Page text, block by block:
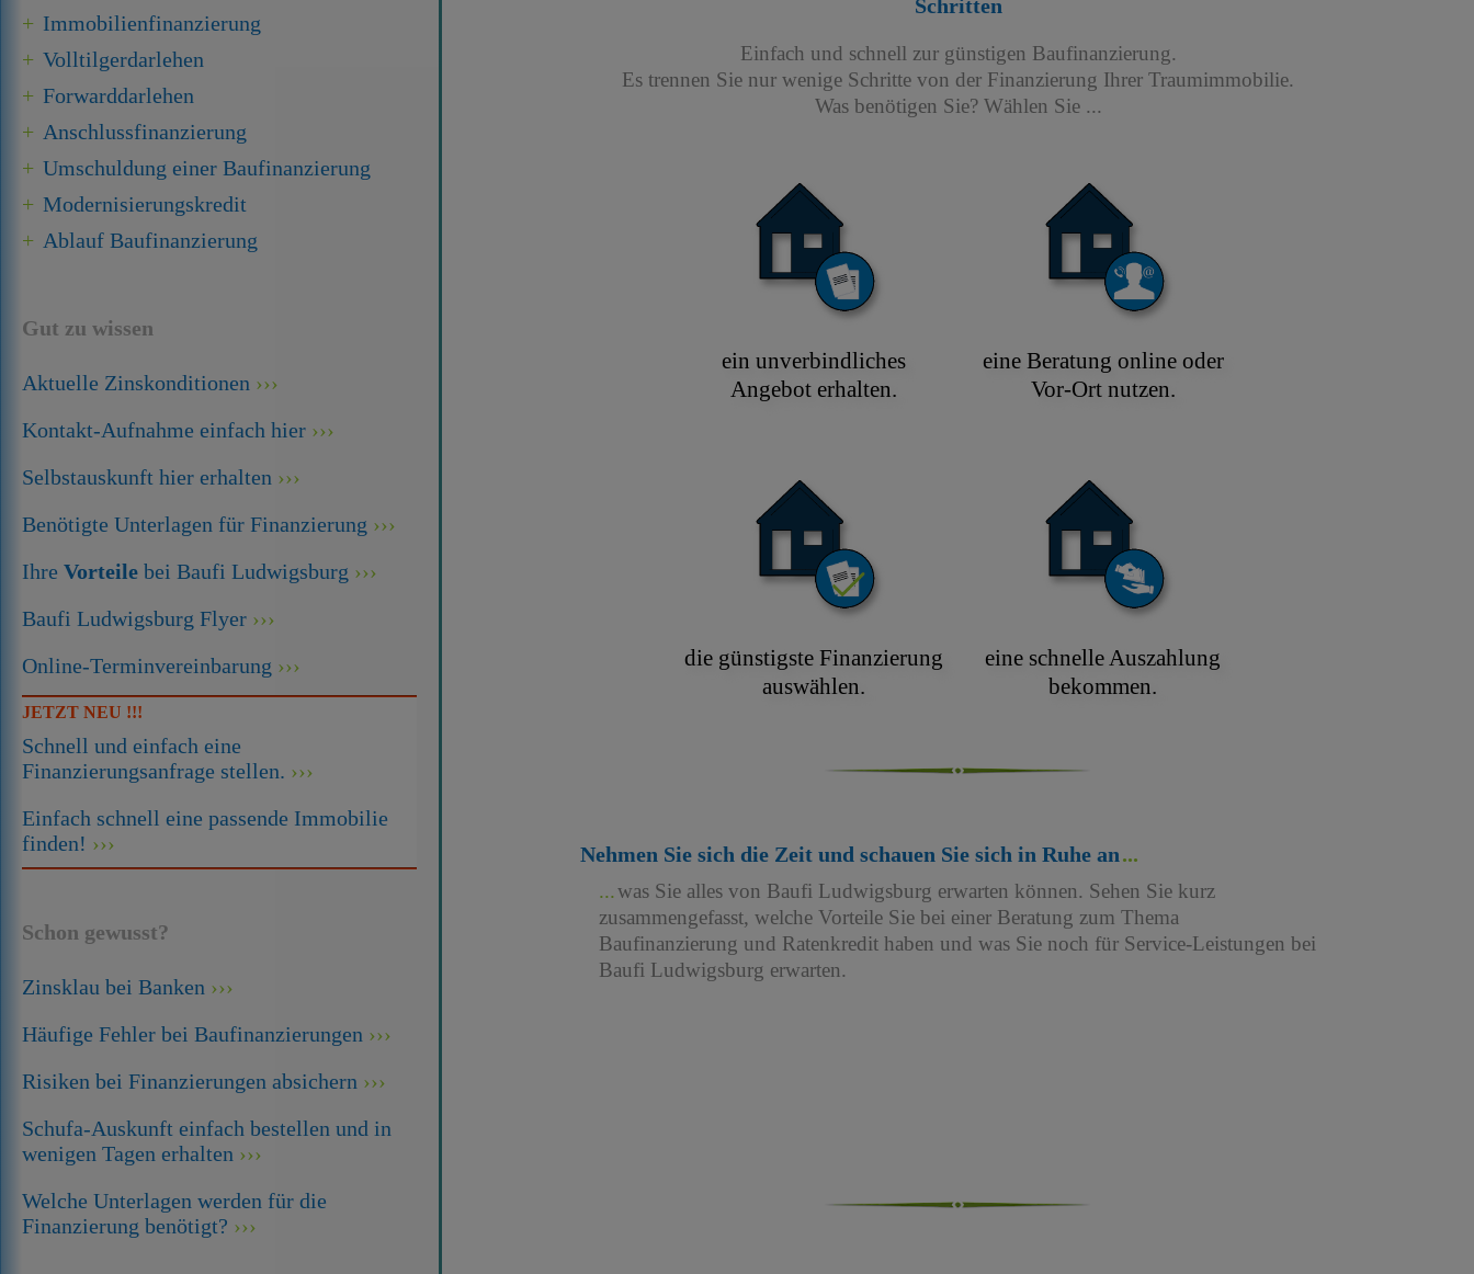
Immobilien­finanzierung
Volltilgerdarlehen
Forward­darlehen
Anschluss­finanzierung
Umschuldung einer Baufinanzierung
Modernisierungskredit
Ablauf Baufinanzierung
Gut zu wissen
Aktuelle Zinskonditionen
Kontakt-Aufnahme einfach hier
Selbstauskunft hier erhalten
Benötigte Unterlagen für Finanzierung
Ihre Vorteile bei Baufi Ludwigsburg
Baufi Ludwigsburg Flyer
Online-Terminvereinbarung
JETZT NEU !!!
Schnell und einfach eine
Finanzierungsanfrage stellen.
Einfach schnell eine passende Immobilie
finden!
Schon gewusst?
Zinsklau bei Banken
Häufige Fehler bei Baufinanzierungen
Risiken bei Finanzierungen absichern
Schufa-Auskunft einfach bestellen und in
wenigen Tagen erhalten
Welche Unterlagen werden für die
Finanzierung benötigt?
Schritten
Einfach und schnell zur günstigen Baufinanzierung.
Es trennen Sie nur wenige Schritte von der Finanzierung Ihrer Traumimmobilie.
Was benötigen Sie? Wählen Sie ...
ein unverbindliches
Angebot erhalten.
eine Beratung online oder
Vor-Ort nutzen.
die günstigste Finanzierung
auswählen.
eine schnelle Auszahlung
bekommen.
Nehmen Sie sich die Zeit und schauen Sie sich in Ruhe an
was Sie alles von Baufi Ludwigsburg erwarten können. Sehen Sie kurz
zusammengefasst, welche Vorteile Sie bei einer Beratung zum Thema
Baufinanzierung und Ratenkredit haben und was Sie noch für Service-Leistungen bei
Baufi Ludwigsburg erwarten.